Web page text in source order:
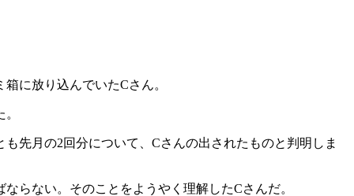
に放り込んでいたCさん。
先月の2回分について、Cさんの出されたものと判明しま
らない。そのことをようやく理解したCさんだ。